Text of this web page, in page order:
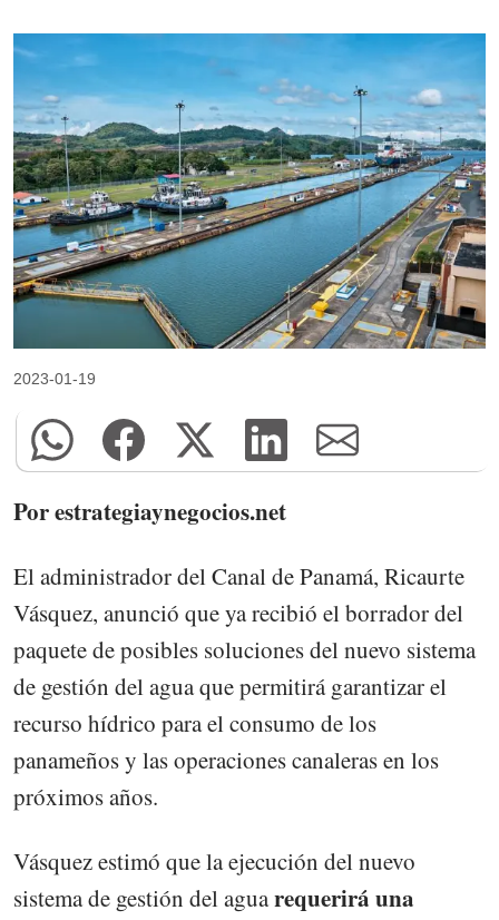
2023-01-19
Por estrategiaynegocios.net
El administrador del Canal de Panamá, Ricaurte
Vásquez, anunció que ya recibió el borrador del
paquete de posibles soluciones del nuevo sistema
de gestión del agua que permitirá garantizar el
recurso hídrico para el consumo de los
panameños y las operaciones canaleras en los
próximos años.
Vásquez estimó que la ejecución del nuevo
sistema de gestión del aguarequerirá una